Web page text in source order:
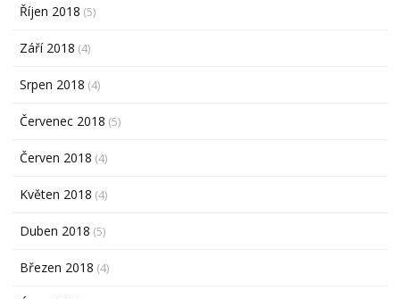
Říjen 2018 (5)
Září 2018 (4)
Srpen 2018 (4)
Červenec 2018 (5)
Červen 2018 (4)
Květen 2018 (4)
Duben 2018 (5)
Březen 2018 (4)